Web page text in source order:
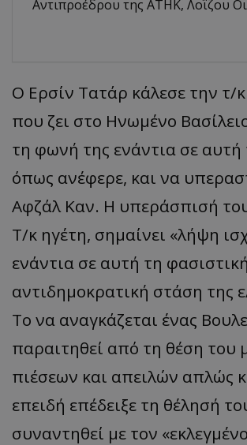
Αντιπροέδρου της ΑΤΗΚ, Λοΐζου
Ο Ερσίν Τατάρ κάλεσε την τ/
που ζει στο Ηνωμένο
τη φωνή της ενάντια σε αυτή
όπως ανέφερε, και να
Αφζάλ Καν. Η υπεράσπισή
Τ/κ ηγέτη, σημαίνει «λήψη
ενάντια σε αυτή τη
αντιδημοκρατική στάση της
Το να αναγκάζεται ένας
παραιτηθεί από τη θέση του
πιέσεων και απειλών απλώς
επειδή επέδειξε τη θέλησή
συναντηθεί με τον